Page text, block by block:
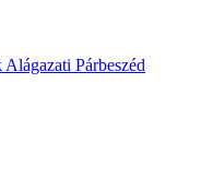
Párbeszéd